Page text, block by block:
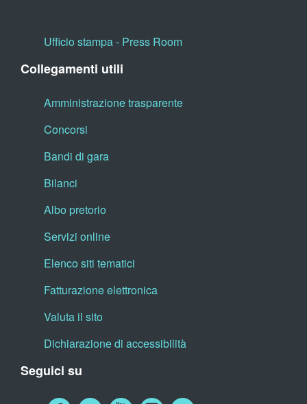
Ufficio stampa - Press Room
Collegamenti utili
Amministrazione trasparente
Concorsi
Bandi di gara
Bilanci
Albo pretorio
Servizi online
Elenco siti tematici
Fatturazione elettronica
Valuta il sito
Dichiarazione di accessibilità
Seguici su